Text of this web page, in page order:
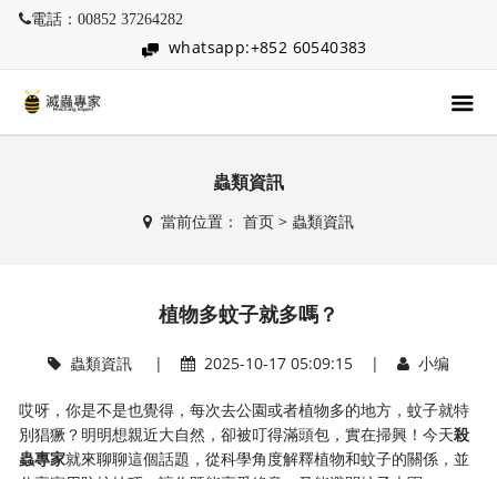
電話：00852 37264282
whatsapp:+852 60540383
蟲類資訊
當前位置： 首页> 蟲類資訊
植物多蚊子就多嗎？
蟲類資訊| 2025-10-17 05:09:15 | 小编
哎呀，你是不是也覺得，每次去公園或者植物多的地方，蚊子就特
別猖獗？明明想親近大自然，卻被叮得滿頭包，實在掃興！今天​​殺
蟲專家​​就來聊聊這個話題，從科學角度解釋植物和蚊子的關係，並